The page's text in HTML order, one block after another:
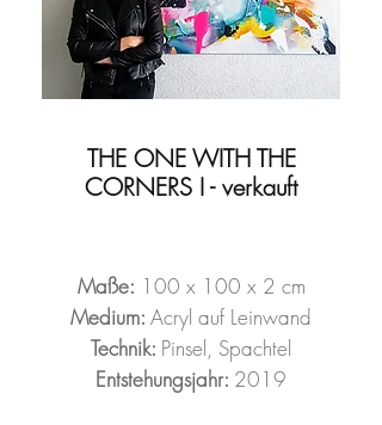
THE ONE WITH THE
CORNERS I - verkauft
Maße: 100 x 100 x 2 cm
Medium: Acryl auf Leinwand
Technik: Pinsel, Spachtel
Entstehungsjahr: 2019